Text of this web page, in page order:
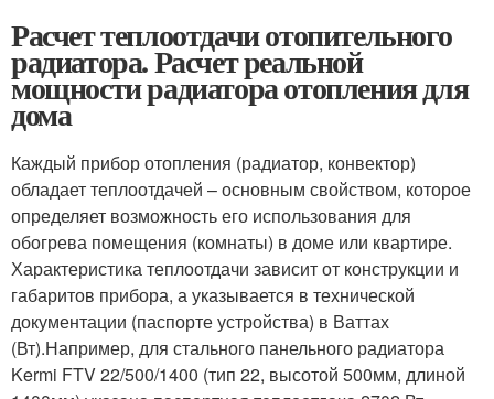
Расчет теплоотдачи отопительного
радиатора. Расчет реальной
мощности радиатора отопления для
дома
Каждый прибор отопления (радиатор, конвектор)
обладает теплоотдачей – основным свойством, которое
определяет возможность его использования для
обогрева помещения (комнаты) в доме или квартире.
Характеристика теплоотдачи зависит от конструкции и
габаритов прибора, а указывается в технической
документации (паспорте устройства) в Ваттах
(Вт).Например, для стального панельного радиатора
Kermi FTV 22/500/1400 (тип 22, высотой 500мм, длиной